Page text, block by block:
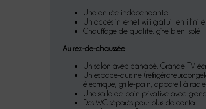
Une entrée indépendante
Un accès internet wifi gratuit en illimité
Chauffage de qualité, gîte bien isolé
Au rez-de-chaussée
Un salon avec canapé, Grande TV
Un espace-cuisine
électrique, grille-pain, appareil à
Une salle de bain privative avec
Des WC séparés pour plus de confort